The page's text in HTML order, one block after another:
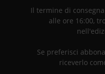
Il termine di
alle ore 16:00,
Se preferisci
riceverlo